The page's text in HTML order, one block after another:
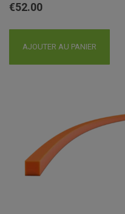
€52.00
AJOUTER AU PANIER